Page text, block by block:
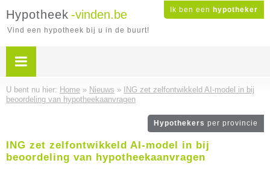
Ik ben een hypotheker
Hypotheek -vinden.be
Vind een hypotheek bij u in de buurt!
U bent nu hier: Home » Nieuws »
ING zet zelfontwikkeld AI-model in bij
beoordeling van hypotheekaanvragen
Hypothekers per provincie
ING zet zelfontwikkeld AI-model in bij
beoordeling van hypotheekaanvragen